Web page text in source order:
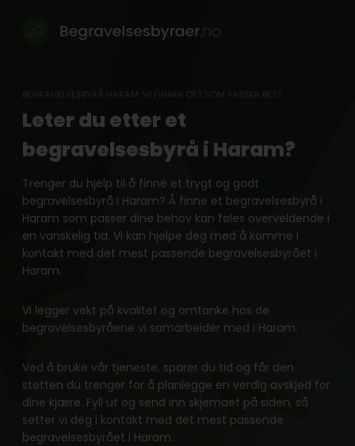
BEGRAVELSESBYRÅ HARAM: VI FINNER DET SOM PASSER BEST
Leter du etter et
begravelsesbyrå i Haram?
Trenger du hjelp til å finne et trygt og godt
begravelsesbyrå i Haram? Å finne et begravelsesbyrå i
Haram som passer dine behov kan føles overveldende i
en vanskelig tid. Vi kan hjelpe deg med å komme i
kontakt med det mest passende begravelsesbyrået i
Haram.
Vi legger vekt på kvalitet og omtanke hos de
begravelsesbyråene vi samarbeider med i Haram.
Ved å bruke vår tjeneste, sparer du tid og får den
støtten du trenger for å planlegge en verdig avskjed for
dine kjære. Fyll ut og send inn skjemaet på siden, så
setter vi deg i kontakt med det mest passende
begravelsesbyrået i Haram.